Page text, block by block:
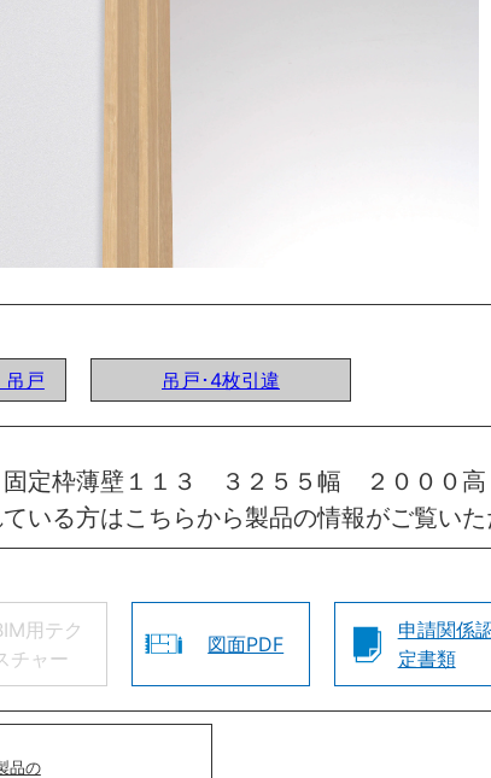
吊戸 吊戸･4枚引違
枠薄壁１１３ ３２５５幅 ２０００
いる方はこちらから製品の情報がご覧い
用テク
チャー
図面PDF
申請関係
定書類
品の